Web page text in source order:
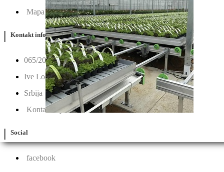
Mapa
Kontakt info
065/202-52-02
Ive Lole Ribara 65, 22406 Irig
Srbija
Kontaktirajte nas
Social
facebook